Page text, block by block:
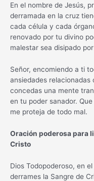
En el nombre de Jesús,
derramada en la cruz
cada célula y cada
renovado por tu divino
malestar sea disipado
Señor, encomiendo a ti
ansiedades relacionadas
concedas una mente
en tu poder sanador.
me proteja de todo mal.
Oración poderosa para
Cristo
Dios Todopoderoso, en
derrames la Sangre de